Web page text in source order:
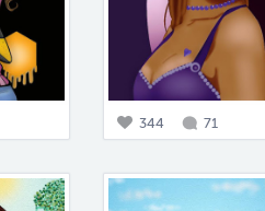
344 71